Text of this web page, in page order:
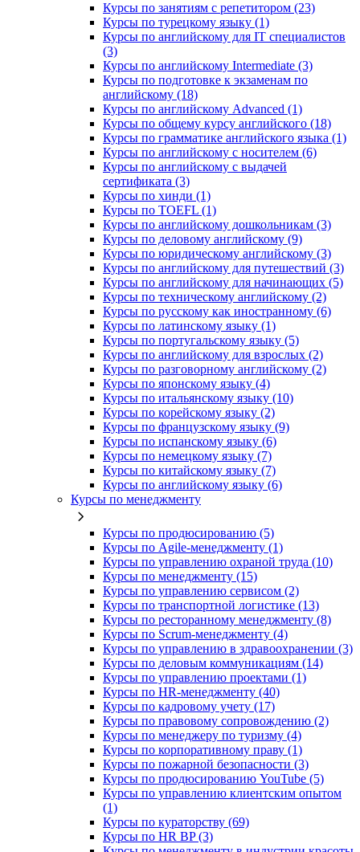
Курсы по занятиям с репетитором (23)
Курсы по турецкому языку (1)
Курсы по английскому для IT специалистов
(3)
Курсы по английскому Intermediate (3)
Курсы по подготовке к экзаменам по
английскому (18)
Курсы по английскому Advanced (1)
Курсы по общему курсу английского (18)
Курсы по грамматике английского языка (1)
Курсы по английскому с носителем (6)
Курсы по английскому с выдачей
сертификата (3)
Курсы по хинди (1)
Курсы по TOEFL (1)
Курсы по английскому дошкольникам (3)
Курсы по деловому английскому (9)
Курсы по юридическому английскому (3)
Курсы по английскому для путешествий (3)
Курсы по английскому для начинающих (5)
Курсы по техническому английскому (2)
Курсы по русскому как иностранному (6)
Курсы по латинскому языку (1)
Курсы по португальскому языку (5)
Курсы по английскому для взрослых (2)
Курсы по разговорному английскому (2)
Курсы по японскому языку (4)
Курсы по итальянскому языку (10)
Курсы по корейскому языку (2)
Курсы по французскому языку (9)
Курсы по испанскому языку (6)
Курсы по немецкому языку (7)
Курсы по китайскому языку (7)
Курсы по английскому языку (6)
Курсы по менеджменту
Курсы по продюсированию (5)
Курсы по Agile-менеджменту (1)
Курсы по управлению охраной труда (10)
Курсы по менеджменту (15)
Курсы по управлению сервисом (2)
Курсы по транспортной логистике (13)
Курсы по ресторанному менеджменту (8)
Курсы по Scrum-менеджменту (4)
Курсы по управлению в здравоохранении (3)
Курсы по деловым коммуникациям (14)
Курсы по управлению проектами (1)
Курсы по HR-менеджменту (40)
Курсы по кадровому учету (17)
Курсы по правовому сопровождению (2)
Курсы по менеджеру по туризму (4)
Курсы по корпоративному праву (1)
Курсы по пожарной безопасности (3)
Курсы по продюсированию YouTube (5)
Курсы по управлению клиентским опытом
(1)
Курсы по кураторству (69)
Курсы по HR BP (3)